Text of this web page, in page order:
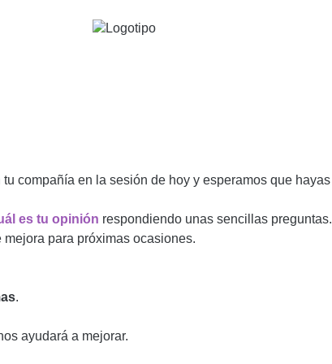
compañía en la sesión de hoy y esperamos que hayas
es tu opinión respondiendo unas sencillas preguntas.
para próximas ocasiones.
.
ayudará a mejorar.